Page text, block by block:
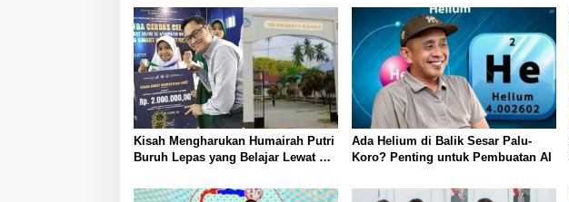
Kisah Mengharukan Humairah Putri
Buruh Lepas yang Belajar Lewat HP
Bahasa Inggris
Ada Helium di Balik Sesar Palu-
Koro? Penting untuk Pembuatan AI